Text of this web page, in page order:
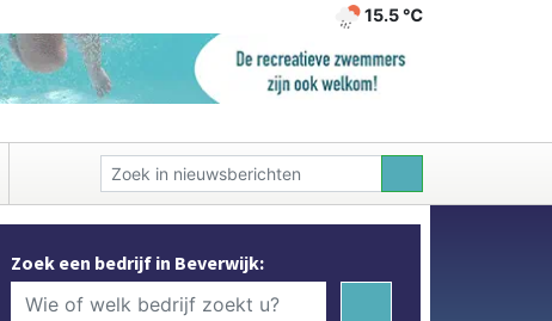
15.5 ℃
Zoek een bedrijf in Beverwijk: